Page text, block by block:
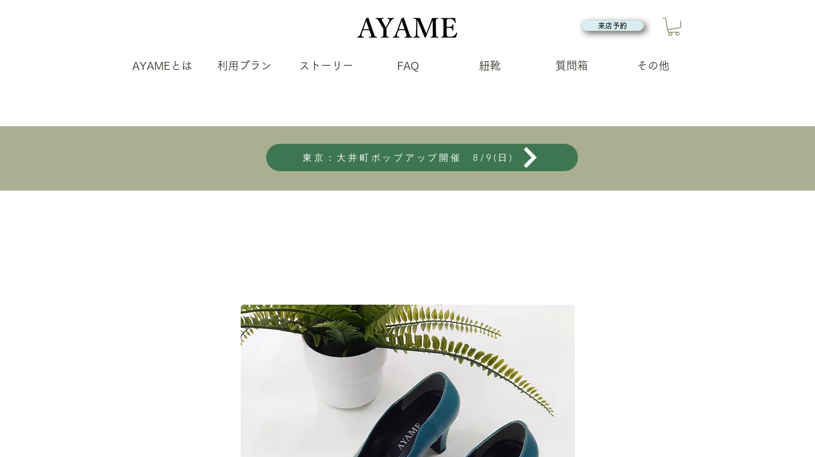
来店予約
AYAMEとは 利用プラン ストーリー FAQ 紐靴 質問箱 その他
東京：大井町ポップアップ開催 8/9(日)